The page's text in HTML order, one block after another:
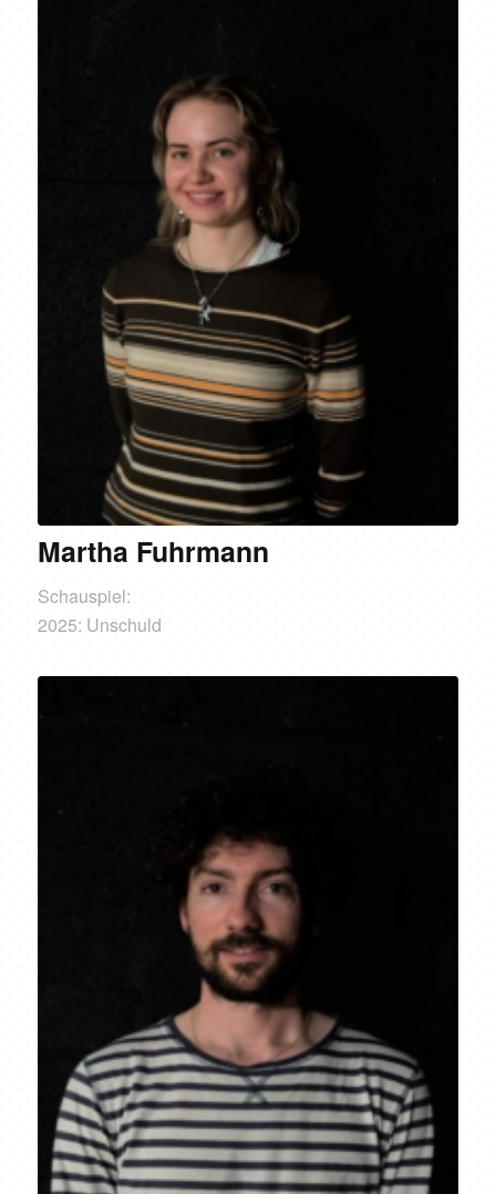
Martha Fuhrmann
Schauspiel:
2025: Unschuld